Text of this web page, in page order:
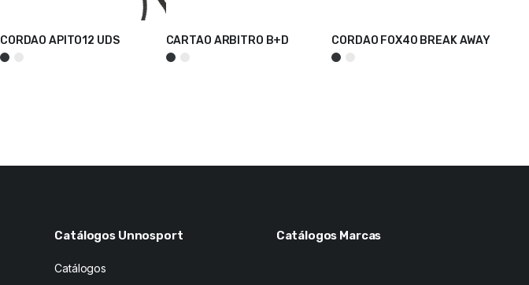
CORDAO APITO12 UDS
VER OPÇÕES CARTAO ARBITRO B+D
VER OPÇÕES CORDAO FOX40 BREAK AWAY
ADICIONAR
Catálogos Unnosport
Catálogos
Catálogos Marcas